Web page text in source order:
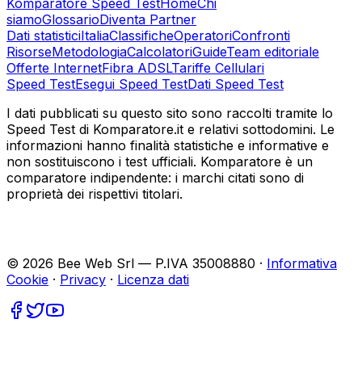
Komparatore Speed TestHomeChi
siamoGlossarioDiventa Partner
Dati statisticiItaliaClassificheOperatoriConfronti
RisorseMetodologiaCalcolatoriGuideTeam editoriale
Offerte InternetFibra ADSLTariffe Cellulari
Speed TestEsegui Speed TestDati Speed Test
I dati pubblicati su questo sito sono raccolti tramite lo
Speed Test di Komparatore.it e relativi sottodomini. Le
informazioni hanno finalità statistiche e informative e
non sostituiscono i test ufficiali. Komparatore è un
comparatore indipendente: i marchi citati sono di
proprietà dei rispettivi titolari.
© 2026 Bee Web Srl — P.IVA 35008880 · Informativa
Cookie · Privacy · Licenza dati